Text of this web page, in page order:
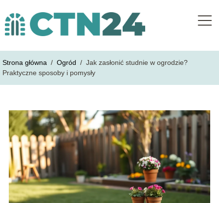
Strona główna / Ogród / Jak zasłonić studnie w ogrodzie?
Praktyczne sposoby i pomysły